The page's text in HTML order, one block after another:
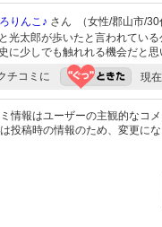
りんこ♪ さん （女性/郡山市/30
光太郎が歩いたと言われてい
に少しでも触れれる機会だと思
チコミに 現在
情報はユーザーの主観的なコメ
投稿時の情報のため、変更に